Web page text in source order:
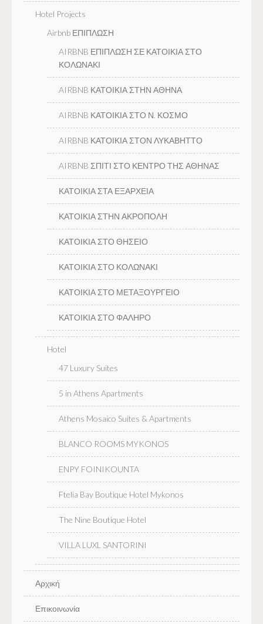
Hotel Projects
Airbnb ΕΠΙΠΛΩΣΗ
AIRBNB ΕΠΙΠΛΩΣΗ ΣΕ ΚΑΤΟΙΚΙΑ ΣΤΟ
ΚΟΛΩΝΑΚΙ
AIRBNB ΚΑΤΟΙΚΙΑ ΣΤΗΝ ΑΘΗΝΑ
AIRBNB ΚΑΤΟΙΚΙΑ ΣΤΟ Ν. ΚΟΣΜΟ
AIRBNB ΚΑΤΟΙΚΙΑ ΣΤΟΝ ΛΥΚΑΒΗΤΤΟ
AIRBNB ΣΠΙΤΙ ΣΤΟ ΚΕΝΤΡΟ ΤΗΣ ΑΘΗΝΑΣ
ΚΑΤΟΙΚΙΑ ΣΤΑ ΕΞΑΡΧΕΙΑ
ΚΑΤΟΙΚΙΑ ΣΤΗΝ ΑΚΡΟΠΟΛΗ
ΚΑΤΟΙΚΙΑ ΣΤΟ ΘΗΣΕΙΟ
ΚΑΤΟΙΚΙΑ ΣΤΟ ΚΟΛΩΝΑΚΙ
ΚΑΤΟΙΚΙΑ ΣΤΟ ΜΕΤΑΞΟΥΡΓΕΙΟ
ΚΑΤΟΙΚΙΑ ΣΤΟ ΦΑΛΗΡΟ
Hotel
47 Luxury Suites
5 in Athens Apartments
Athens Mosaico Suites & Apartments
BLANCO ROOMS MYKONOS
ENPY FOINIKOUNTA
Ftelia Bay Boutique Hotel Mykonos
The Nine Boutique Hotel
VILLA LUXL SANTORINI
Αρχική
Επικοινωνία